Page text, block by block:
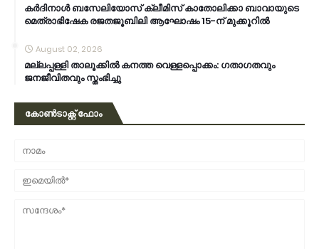
കര്‍ദിനാള്‍ ബസേലിയോസ് ക്ലീമിസ് കാതോലിക്കാ ബാവായുടെ
മെത്രാഭിഷേക രജതജൂബിലി ആഘോഷം 15-ന് മുക്കൂറില്‍
August 02, 2026
മല്ലപ്പള്ളി താലൂക്കിൽ കനത്ത വെള്ളപ്പൊക്കം: ഗതാഗതവും
ജനജീവിതവും സ്തംഭിച്ചു
കോൺടാക്റ്റ് ഫോം